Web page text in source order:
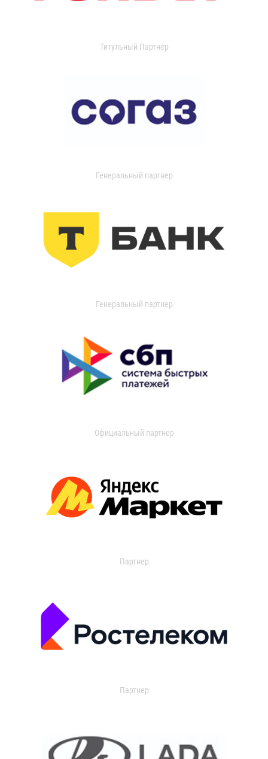
Титульный Партнер
Генеральный партнер
Генеральный партнер
Официальный партнер
Партнер
Партнер